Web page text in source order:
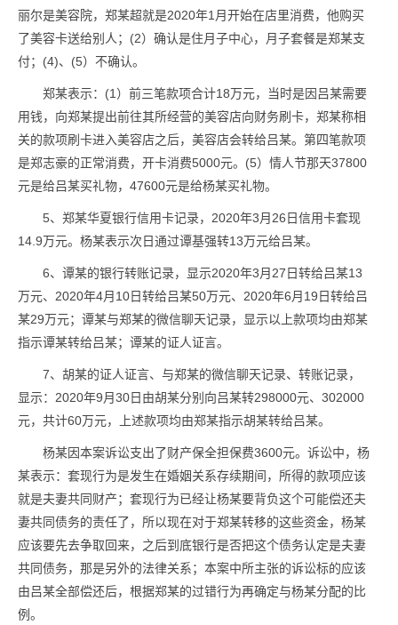
丽尔是美容院，郑某超就是2020年1月开始在店里消费，他购买
了美容卡送给别人；(2）确认是住月子中心，月子套餐是郑某支
付；(4)、(5）不确认。
郑某表示：(1）前三笔款项合计18万元，当时是因吕某需要
用钱，向郑某提出前往其所经营的美容店向财务刷卡，郑某称相
关的款项刷卡进入美容店之后，美容店会转给吕某。第四笔款项
是郑志豪的正常消费，开卡消费5000元。(5）情人节那天37800
元是给吕某买礼物，47600元是给杨某买礼物。
5、郑某华夏银行信用卡记录，2020年3月26日信用卡套现
14.9万元。杨某表示次日通过谭基强转13万元给吕某。
6、谭某的银行转账记录，显示2020年3月27日转给吕某13
万元、2020年4月10日转给吕某50万元、2020年6月19日转给吕
某29万元；谭某与郑某的微信聊天记录，显示以上款项均由郑某
指示谭某转给吕某；谭某的证人证言。
7、胡某的证人证言、与郑某的微信聊天记录、转账记录，
显示：2020年9月30日由胡某分别向吕某转298000元、302000
元，共计60万元，上述款项均由郑某指示胡某转给吕某。
杨某因本案诉讼支出了财产保全担保费3600元。诉讼中，杨
某表示：套现行为是发生在婚姻关系存续期间，所得的款项应该
就是夫妻共同财产；套现行为已经让杨某要背负这个可能偿还夫
妻共同债务的责任了，所以现在对于郑某转移的这些资金，杨某
应该要先去争取回来，之后到底银行是否把这个债务认定是夫妻
共同债务，那是另外的法律关系；本案中所主张的诉讼标的应该
由吕某全部偿还后，根据郑某的过错行为再确定与杨某分配的比
例。